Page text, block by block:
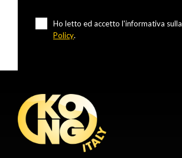
Ho letto ed accetto l'informativa sulla
Policy.